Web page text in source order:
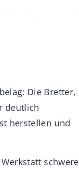
Die Bretter,
deutlich
herstellen und
schwere